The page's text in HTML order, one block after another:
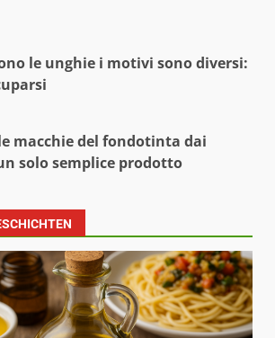
le unghie i motivi sono diversi:
macchie del fondotinta dai
solo semplice prodotto